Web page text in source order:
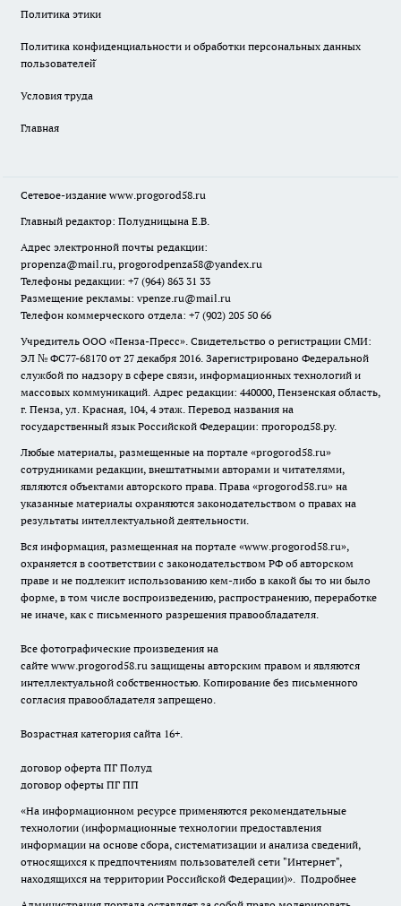
Политика этики
Политика конфиденциальности и обработки персональных данных
пользователей̆
Условия труда
Главная
Сетевое-издание www.progorod58.ru
Главный редактор: Полудницына Е.В.
Адрес электронной почты редакции:
propenza@mail.ru, progorodpenza58@yandex.ru
Телефоны редакции: +7 (964) 863 31 33
Размещение рекламы: vpenze.ru@mail.ru
Телефон коммерческого отдела: +7 (902) 205 50 66
Учредитель ООО «Пенза-Пресс». Свидетельство о регистрации СМИ:
ЭЛ № ФС77-68170 от 27 декабря 2016. Зарегистрировано Федеральной
службой по надзору в сфере связи, информационных технологий и
массовых коммуникаций. Адрес редакции: 440000, Пензенская область,
г. Пенза, ул. Красная, 104, 4 этаж. Перевод названия на
государственный язык Российской Федерации: прогород58.ру.
Любые материалы, размещенные на портале «progorod58.ru»
сотрудниками редакции, внештатными авторами и читателями,
являются объектами авторского права. Права «progorod58.ru» на
указанные материалы охраняются законодательством о правах на
результаты интеллектуальной деятельности.
Вся информация, размещенная на портале «www.progorod58.ru»,
охраняется в соответствии с законодательством РФ об авторском
праве и не подлежит использованию кем-либо в какой бы то ни было
форме, в том числе воспроизведению, распространению, переработке
не иначе, как с письменного разрешения правообладателя.
Все фотографические произведения на
сайте www.progorod58.ru защищены авторским правом и являются
интеллектуальной собственностью. Копирование без письменного
согласия правообладателя запрещено.
Возрастная категория сайта 16+.
договор оферта ПГ Полуд
договор оферты ПГ ПП
«На информационном ресурсе применяются рекомендательные
технологии (информационные технологии предоставления
информации на основе сбора, систематизации и анализа сведений,
относящихся к предпочтениям пользователей сети "Интернет",
находящихся на территории Российской Федерации)». Подробнее